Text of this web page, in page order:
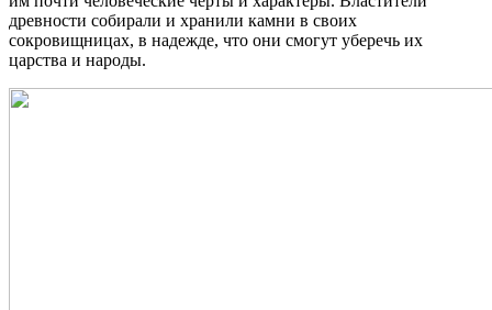
древности собирали и хранили камни в своих
сокровищницах, в надежде, что они смогут уберечь их
царства и народы.